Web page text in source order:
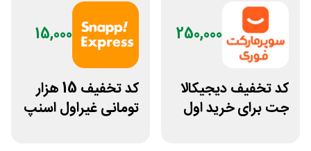
250,000
کد تخفیف دیجیکالا
جت برای خرید اول
15,000
کد تخفیف 15 هزار
تومانی غیراول اسنپ